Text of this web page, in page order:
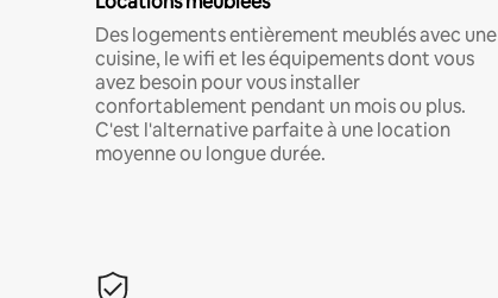
Des logements entièrement meublés avec une
cuisine, le wifi et les équipements dont vous
avez besoin pour vous installer
confortablement pendant un mois ou plus.
C'est l'alternative parfaite à une location
moyenne ou longue durée.